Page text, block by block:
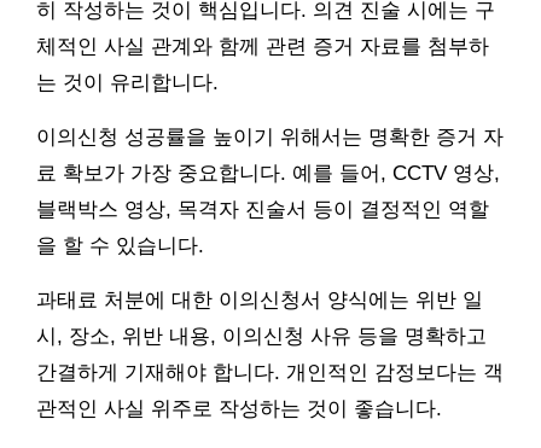
히 작성하는 것이 핵심입니다. 의견 진술 시에는 구
체적인 사실 관계와 함께 관련 증거 자료를 첨부하
는 것이 유리합니다.
이의신청 성공률을 높이기 위해서는 명확한 증거 자
료 확보가 가장 중요합니다. 예를 들어, CCTV 영상,
블랙박스 영상, 목격자 진술서 등이 결정적인 역할
을 할 수 있습니다.
과태료 처분에 대한 이의신청서 양식에는 위반 일
시, 장소, 위반 내용, 이의신청 사유 등을 명확하고
간결하게 기재해야 합니다. 개인적인 감정보다는 객
관적인 사실 위주로 작성하는 것이 좋습니다.